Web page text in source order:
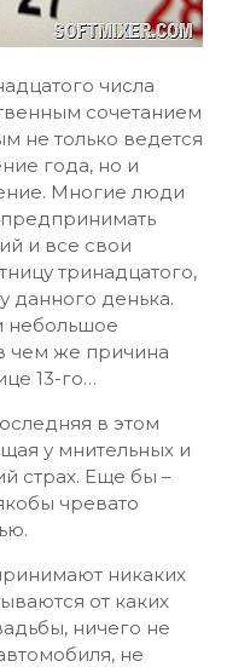
числа
сочетанием
не только ведется
года, но и
Многие люди
и все свои
тринадцатого,
данного денька.
небольшое
чем же причина
13-го…
в этом
у мнительных и
страх. Еще бы –
чревато
никаких
от каких
ничего не
не